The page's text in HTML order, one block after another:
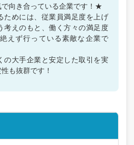
向き合っている企業です！★
ためには、従業員満足度を上げ
考えのもと、働く方々の満足度
えず行っている素敵な企業で
の大手企業と安定した取引を実
も抜群です！